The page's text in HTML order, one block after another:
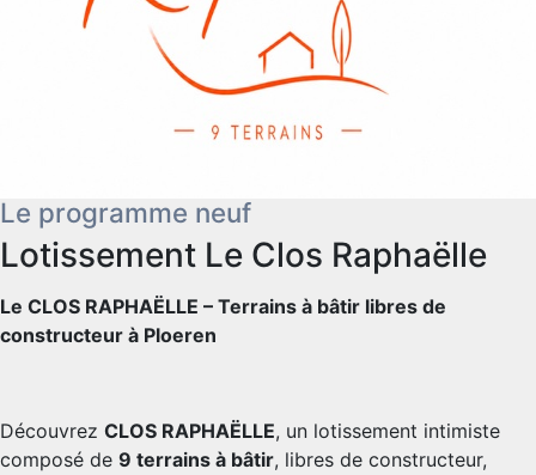
Le programme neuf
Lotissement Le Clos Raphaëlle
Le CLOS RAPHAËLLE – Terrains à bâtir libres de
constructeur à Ploeren
Découvrez CLOS RAPHAËLLE, un lotissement intimiste
composé de 9 terrains à bâtir, libres de constructeur,